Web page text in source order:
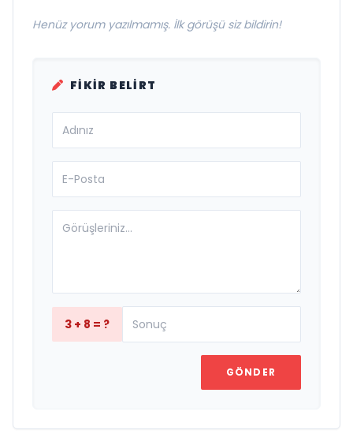
Henüz yorum yazılmamış. İlk görüşü siz bildirin!
FIKIR BELIRT
3 + 8 = ?
GÖNDER